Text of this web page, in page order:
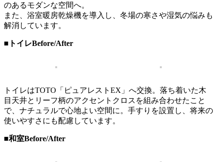
のあるモダンな空間へ。
また、浴室暖房乾燥機を導入し、冬場の寒さや湿気の悩みも
解消しています。
■トイレBefore/After
トイレはTOTO「ピュアレストEX」へ交換。落ち着いた木
目天井とリーフ柄のアクセントクロスを組み合わせたこと
で、ナチュラルで心地よい空間に。手すりを設置し、将来の
使いやすさにも配慮しています。
■和室Before/After